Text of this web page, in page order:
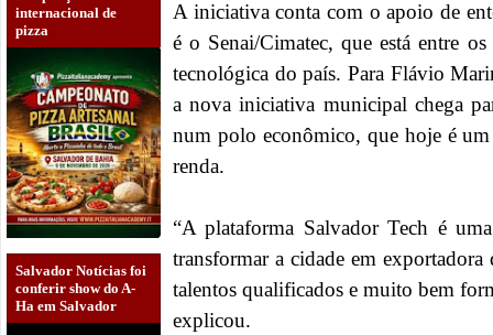
internacional de
pizza
Salvador Notícias foi
conferir show do A-
Ha em Salvador
A iniciativa conta com o apoio de
é o Senai/Cimatec, que está entre
tecnológica do país. Para Flávio
a nova iniciativa municipal chega
num polo econômico, que hoje é um
renda.
“A plataforma Salvador Tech é
transformar a cidade em
talentos qualificados e muito bem
explicou.